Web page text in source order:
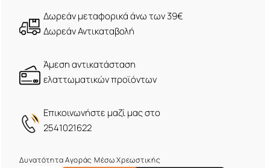
Δωρεάν μεταφορικά άνω των 39€
Δωρεάν Αντικαταβολή
Άμεση αντικατάσταση
ελαττωματικών προϊόντων
Eπικοινωνήστε μαζί μας στο
2541021622
Δυνατότητα Αγοράς Μέσω Χρεωστικής